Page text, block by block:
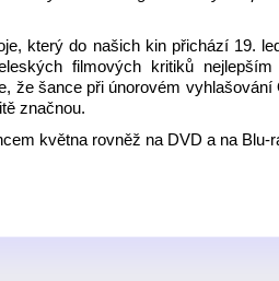
který do našich kin přichází 19.
filmových kritiků nejlepším
že šance při únorovém vyhlašování
značnou.
května rovněž na DVD a na Blu-